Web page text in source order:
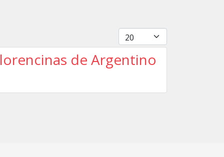
Cantidad
de Argentino